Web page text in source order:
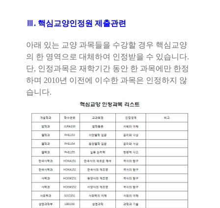
. 핵심교양인정원 제출관련
아래 있는 교양 과목들을 수강할 경우 핵심교양
의 한 영역으로 대체하여 인정받을 수 있습니다.
단, 인정과목은 재학기간 동안 한 과목에만 한정
하며 2010년 이전에 이수한 과목은 인정하지 않
습니다.